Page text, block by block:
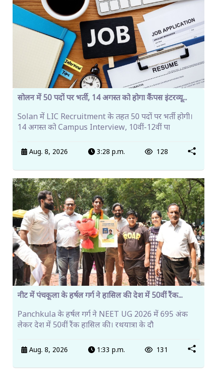
सोलन में 50 पदों पर भर्ती, 14 अगस्त को होगा कैंपस इंटरव्यू...
Solan में LIC Recruitment के तहत 50 पदों पर भर्ती होगी।
14 अगस्त को Campus Interview, 10वीं-12वीं पा
Aug. 8, 2026 3:28 p.m. 128
नीट में पंचकूला के हर्षल गर्ग ने हासिल की देश में 50वीं रैंक...
Panchkula के हर्षल गर्ग ने NEET UG 2026 में 695 अंक
लेकर देश में 50वीं रैंक हासिल की। रथयात्रा के दौ
Aug. 8, 2026 1:33 p.m. 131